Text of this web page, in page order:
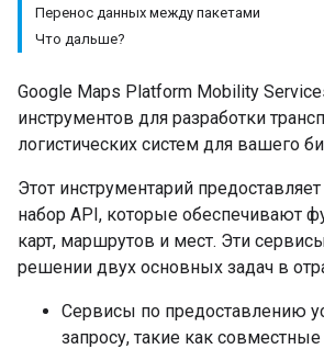
Перенос данных между пакетами
Что дальше?
Google Maps Platform Mobility
инструментов для разработки
логистических систем для вашего
Этот инструментарий
набор API, которые обеспечивают
карт, маршрутов и мест. Эти
решении двух основных задач в
Сервисы по предоставлению
запросу, такие как